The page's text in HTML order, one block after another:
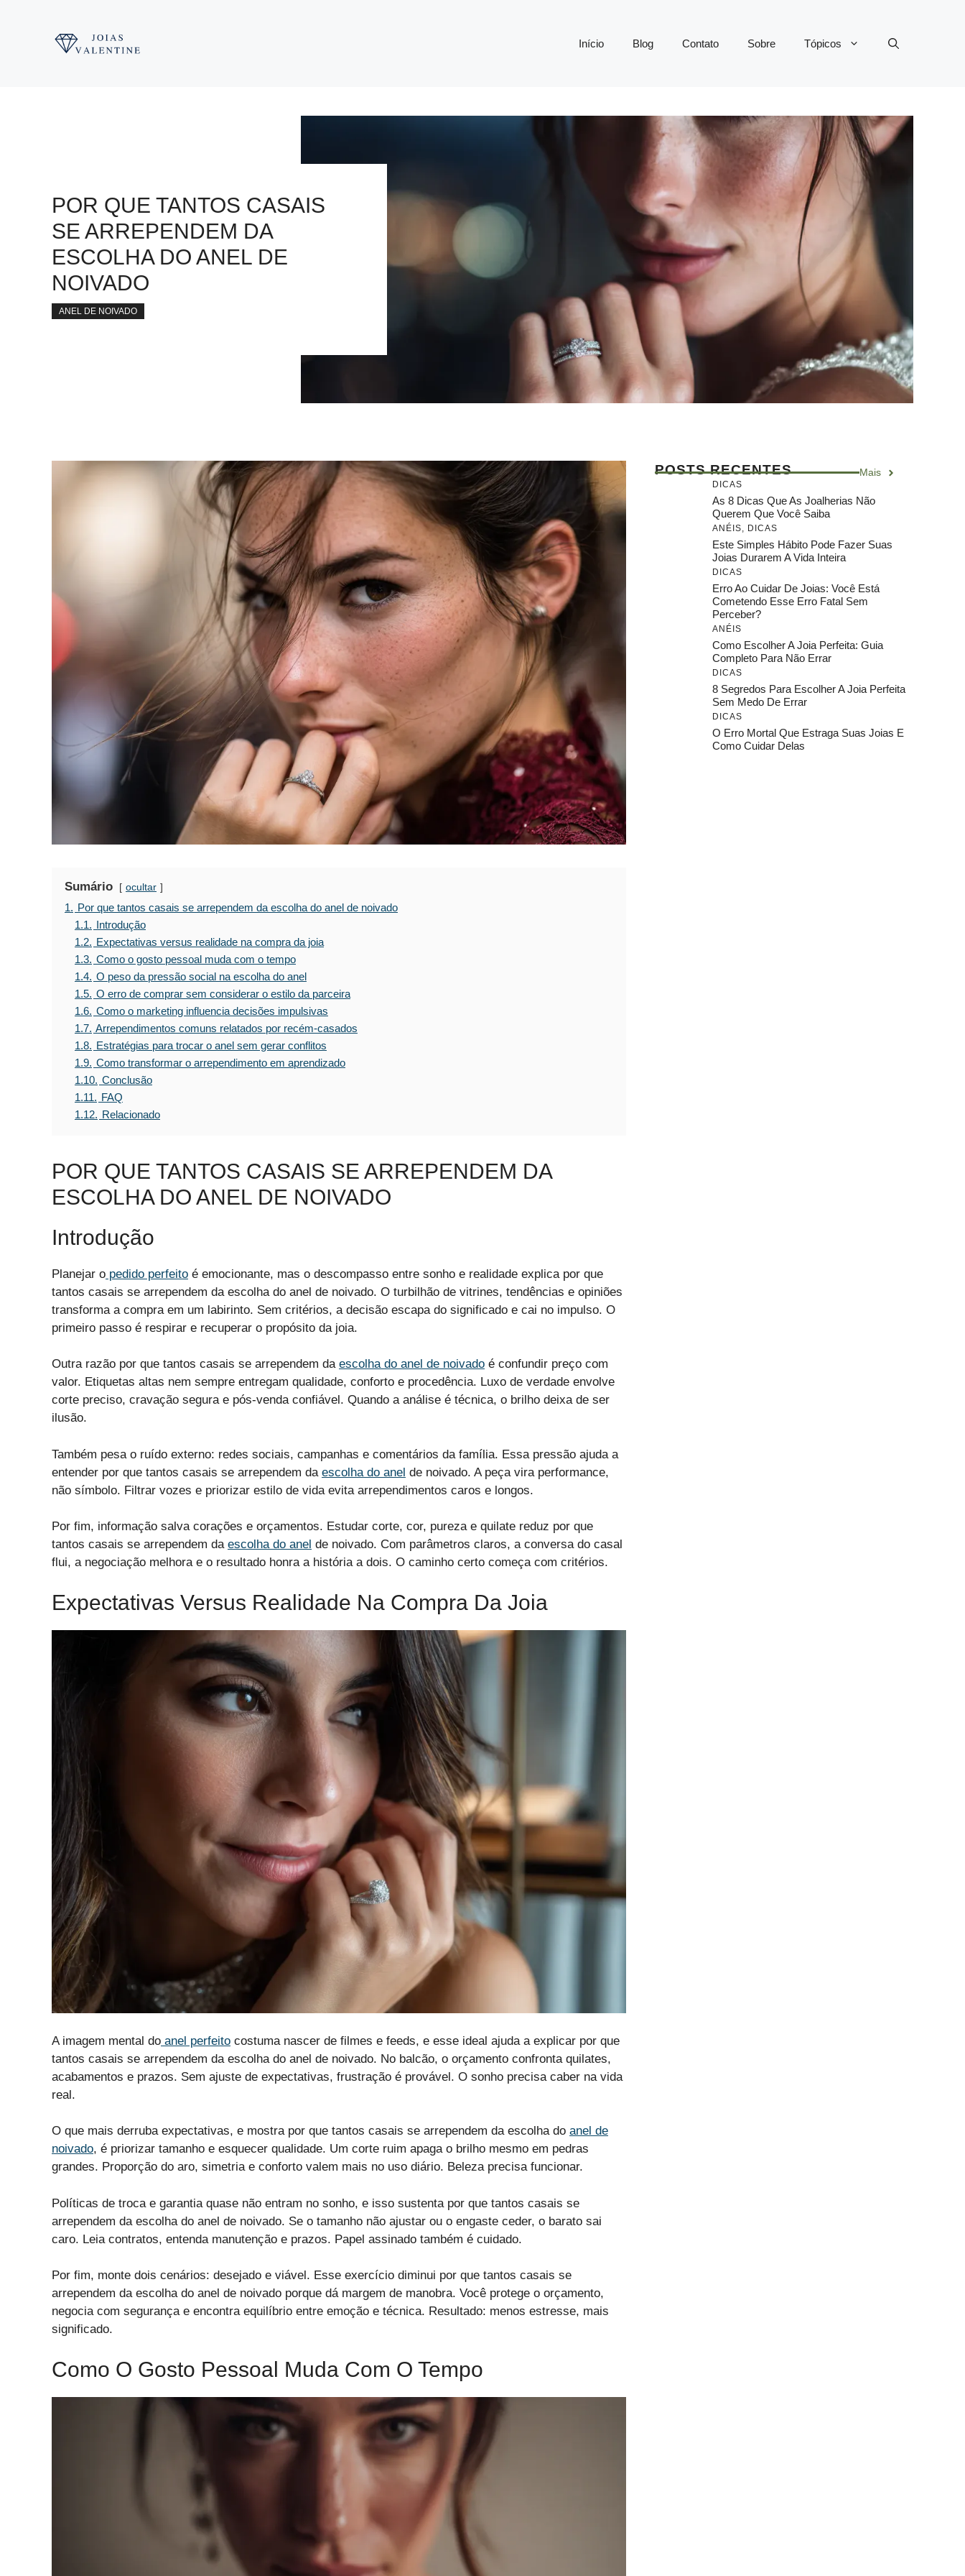
Início Blog Contato Sobre Tópicos
POR QUE TANTOS CASAIS
SE ARREPENDEM DA
ESCOLHA DO ANEL DE
NOIVADO
ANEL DE NOIVADO
Sumário ocultar
1. Por que tantos casais se arrependem da escolha do anel de noivado
1.1. Introdução
1.2. Expectativas versus realidade na compra da joia
1.3. Como o gosto pessoal muda com o tempo
1.4. O peso da pressão social na escolha do anel
1.5. O erro de comprar sem considerar o estilo da parceira
1.6. Como o marketing influencia decisões impulsivas
1.7. Arrependimentos comuns relatados por recém-casados
1.8. Estratégias para trocar o anel sem gerar conflitos
1.9. Como transformar o arrependimento em aprendizado
1.10. Conclusão
1.11. FAQ
1.12. Relacionado
POR QUE TANTOS CASAIS SE ARREPENDEM DA
ESCOLHA DO ANEL DE NOIVADO
Introdução
Planejar o pedido perfeito é emocionante, mas o descompasso entre sonho e realidade explica por que
tantos casais se arrependem da escolha do anel de noivado. O turbilhão de vitrines, tendências e opiniões
transforma a compra em um labirinto. Sem critérios, a decisão escapa do significado e cai no impulso. O
primeiro passo é respirar e recuperar o propósito da joia.
Outra razão por que tantos casais se arrependem da escolha do anel de noivado é confundir preço com
valor. Etiquetas altas nem sempre entregam qualidade, conforto e procedência. Luxo de verdade envolve
corte preciso, cravação segura e pós-venda confiável. Quando a análise é técnica, o brilho deixa de ser
ilusão.
Também pesa o ruído externo: redes sociais, campanhas e comentários da família. Essa pressão ajuda a
entender por que tantos casais se arrependem da escolha do anel de noivado. A peça vira performance,
não símbolo. Filtrar vozes e priorizar estilo de vida evita arrependimentos caros e longos.
Por fim, informação salva corações e orçamentos. Estudar corte, cor, pureza e quilate reduz por que
tantos casais se arrependem da escolha do anel de noivado. Com parâmetros claros, a conversa do casal
flui, a negociação melhora e o resultado honra a história a dois. O caminho certo começa com critérios.
Expectativas Versus Realidade Na Compra Da Joia
A imagem mental do anel perfeito costuma nascer de filmes e feeds, e esse ideal ajuda a explicar por que
tantos casais se arrependem da escolha do anel de noivado. No balcão, o orçamento confronta quilates,
acabamentos e prazos. Sem ajuste de expectativas, frustração é provável. O sonho precisa caber na vida
real.
O que mais derruba expectativas, e mostra por que tantos casais se arrependem da escolha do anel de
noivado, é priorizar tamanho e esquecer qualidade. Um corte ruim apaga o brilho mesmo em pedras
grandes. Proporção do aro, simetria e conforto valem mais no uso diário. Beleza precisa funcionar.
Políticas de troca e garantia quase não entram no sonho, e isso sustenta por que tantos casais se
arrependem da escolha do anel de noivado. Se o tamanho não ajustar ou o engaste ceder, o barato sai
caro. Leia contratos, entenda manutenção e prazos. Papel assinado também é cuidado.
Por fim, monte dois cenários: desejado e viável. Esse exercício diminui por que tantos casais se
arrependem da escolha do anel de noivado porque dá margem de manobra. Você protege o orçamento,
negocia com segurança e encontra equilíbrio entre emoção e técnica. Resultado: menos estresse, mais
significado.
Como O Gosto Pessoal Muda Com O Tempo
POSTS RECENTES Mais
DICAS
As 8 Dicas Que As Joalherias Não
Querem Que Você Saiba
ANÉIS, DICAS
Este Simples Hábito Pode Fazer Suas
Joias Durarem A Vida Inteira
DICAS
Erro Ao Cuidar De Joias: Você Está
Cometendo Esse Erro Fatal Sem
Perceber?
ANÉIS
Como Escolher A Joia Perfeita: Guia
Completo Para Não Errar
DICAS
8 Segredos Para Escolher A Joia Perfeita
Sem Medo De Errar
DICAS
O Erro Mortal Que Estraga Suas Joias E
Como Cuidar Delas